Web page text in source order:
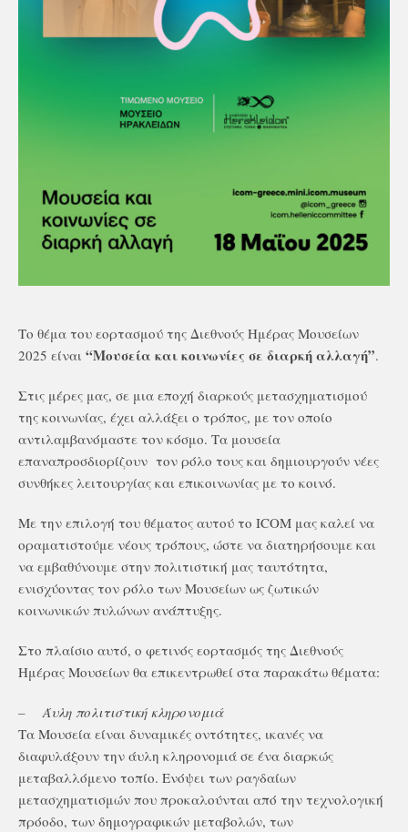
Το θέμα του εορτασμού της Διεθνούς Ημέρας Μουσείων
2025 είναι “Μουσεία και κοινωνίες σε διαρκή αλλαγή”.
Στις μέρες μας, σε μια εποχή διαρκούς μετασχηματισμού
της κοινωνίας, έχει αλλάξει ο τρόπος, με τον οποίο
αντιλαμβανόμαστε τον κόσμο. Τα μουσεία
επαναπροσδιορίζουν τον ρόλο τους και δημιουργούν νέες
συνθήκες λειτουργίας και επικοινωνίας με το κοινό.
Με την επιλογή του θέματος αυτού το ICOM μας καλεί να
οραματιστούμε νέους τρόπους, ώστε να διατηρήσουμε και
να εμβαθύνουμε στην πολιτιστική μας ταυτότητα,
ενισχύοντας τον ρόλο των Μουσείων ως ζωτικών
κοινωνικών πυλώνων ανάπτυξης.
Στο πλαίσιο αυτό, ο φετινός εορτασμός της Διεθνούς
Ημέρας Μουσείων θα επικεντρωθεί στα παρακάτω θέματα:
–
Άυλη πολιτιστική κληρονομιά
Τα Μουσεία είναι δυναμικές οντότητες, ικανές να
διαφυλάξουν την άυλη κληρονομιά σε ένα διαρκώς
μεταβαλλόμενο τοπίο. Ενόψει των ραγδαίων
μετασχηματισμών που προκαλούνται από την τεχνολογική
πρόοδο, των δημογραφικών μεταβολών, των